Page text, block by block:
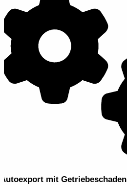
Autoexport mit Getriebeschaden